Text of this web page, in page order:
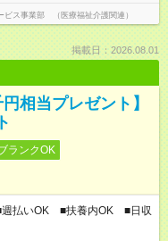
ス事業部 （医療福祉介護関連）
掲載日：2026.08.01
相当プレゼント】
ランクOK
払いOK ■扶養内OK ■日収